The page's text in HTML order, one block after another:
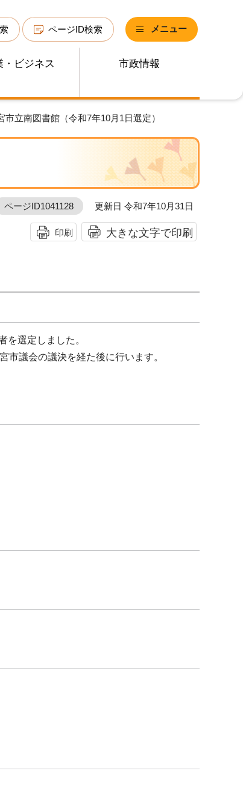
ページID検索 メニュー
・ビジネス 市政情報
市立南図書館（令和7年10月1日選定）
ページID1041128 更新日 令和7年10月31日
印刷 大きな文字で印刷
を選定しました。
市議会の議決を経た後に行います。